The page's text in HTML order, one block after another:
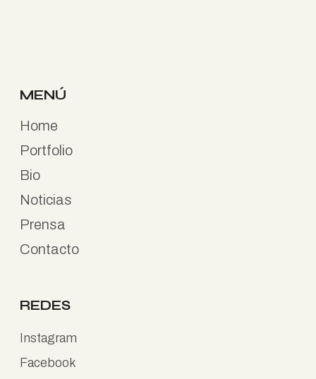
MENÚ
Home
Portfolio
Bio
Noticias
Prensa
Contacto
REDES
Instagram
Facebook